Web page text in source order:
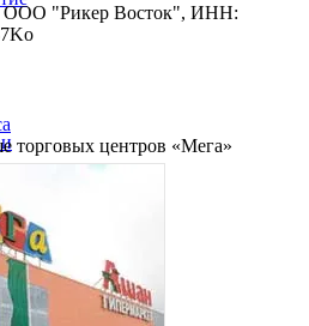
ООО "Рикер Восток", ИНН:
торговых центров «Мега»